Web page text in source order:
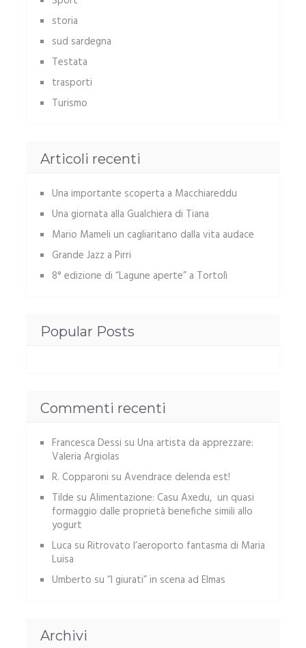
storia
sud sardegna
Testata
trasporti
Turismo
Articoli recenti
Una importante scoperta a Macchiareddu
Una giornata alla Gualchiera di Tiana
Mario Mameli un cagliaritano dalla vita audace
Grande Jazz a Pirri
8° edizione di “Lagune aperte” a Tortolì
Popular Posts
Commenti recenti
Francesca Dessi su Una artista da apprezzare:
Valeria Argiolas
R. Copparoni su Avendrace delenda est!
Tilde su Alimentazione: Casu Axedu, un quasi
formaggio dalle proprietà benefiche simili allo
yogurt
Luca su Ritrovato l’aeroporto fantasma di Maria
Luisa
Umberto su “I giurati” in scena ad Elmas
Archivi